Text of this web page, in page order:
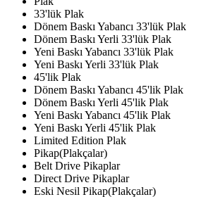
33'lük Plak
Dönem Baskı Yabancı 33'lük Plak
Dönem Baskı Yerli 33'lük Plak
Yeni Baskı Yabancı 33'lük Plak
Yeni Baskı Yerli 33'lük Plak
45'lik Plak
Dönem Baskı Yabancı 45'lik Plak
Dönem Baskı Yerli 45'lik Plak
Yeni Baskı Yabancı 45'lik Plak
Yeni Baskı Yerli 45'lik Plak
Limited Edition Plak
Pikap(Plakçalar)
Belt Drive Pikaplar
Direct Drive Pikaplar
Eski Nesil Pikap(Plakçalar)